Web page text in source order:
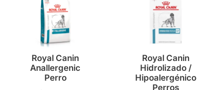
Royal Canin
Anallergenic
Perro
Royal Canin
Hidrolizado /
Hipoalergénico
Perros